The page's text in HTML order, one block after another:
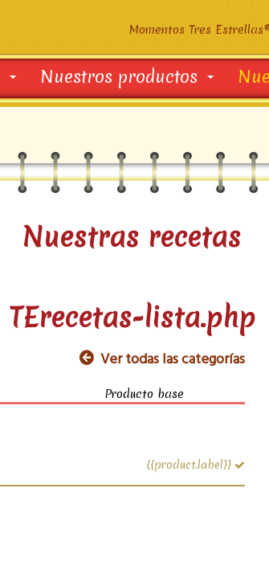
Momentos Tres
Nuestros productos
Nuestras recetas
TErecetas-lista.php
Ver todas las categorías
Producto base
{{product.label}}